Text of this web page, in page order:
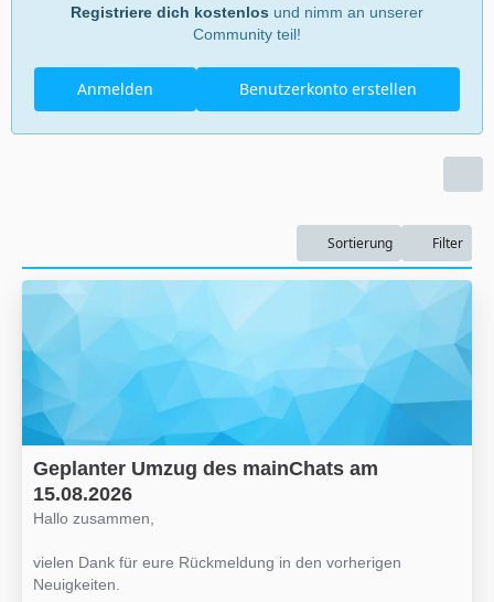
Registriere dich kostenlos und nimm an unserer
Community teil!
Benutzerkonto erstellen
Anmelden
Sortierung Filter
Geplanter Umzug des mainChats am
15.08.2026
Hallo zusammen,
vielen Dank für eure Rückmeldung in den vorherigen
Neuigkeiten.